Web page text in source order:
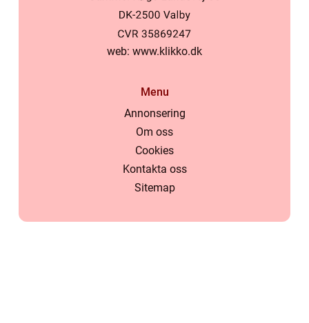
web: www.klikko.dk
Menu
Annonsering
Om oss
Cookies
Kontakta oss
Sitemap